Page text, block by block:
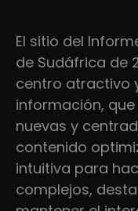
El sitio del
de Sudáfrica de
centro atractivo
información,
nuevas y
contenido
intuitiva para
complejos,